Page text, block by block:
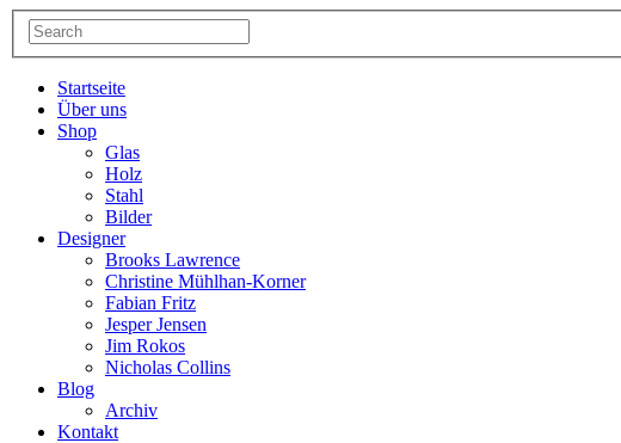
Startseite
Über uns
Shop
Glas
Holz
Stahl
Bilder
Designer
Brooks Lawrence
Christine Mühlhan-Korner
Fabian Fritz
Jesper Jensen
Jim Rokos
Nicholas Collins
Blog
Archiv
Kontakt